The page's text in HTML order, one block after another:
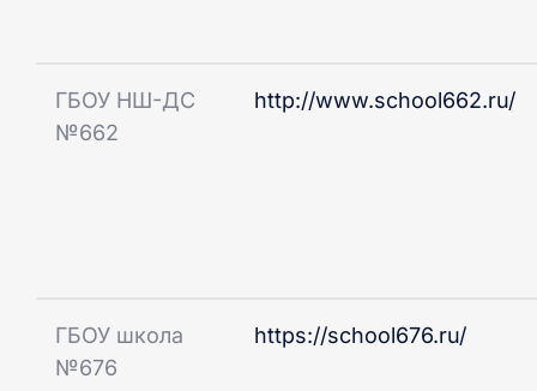
ГБОУ НШ-ДС
№662
http://www.school662.ru/
ГБОУ школа
№676
https://school676.ru/